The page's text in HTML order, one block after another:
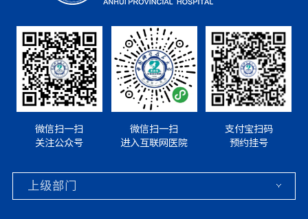
微信扫一扫
关注公众号
微信扫一扫
进入互联网医院
支付宝扫码
预约挂号